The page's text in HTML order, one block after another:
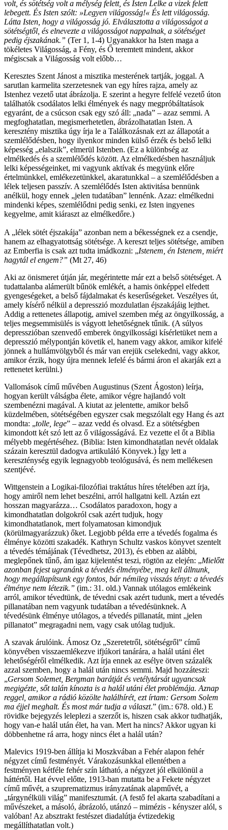
volt, és sötétség volt a mélység felett, és Isten Lelke a vizek felett
lebegett. És Isten szólt: »Legyen világosság!« És lett világosság.
Látta Isten, hogy a világosság jó. Elválasztotta a világosságot a
sötétségtől, és elnevezte a világosságot nappalnak, a sötétséget
pedig éjszakának.” (Ter 1, 1-4) Ugyanakkor ha Isten maga a
tökéletes Világosság, a Fény, és Ő teremtett mindent, akkor
mégiscsak a Világosság volt előbb…
Keresztes Szent Jánost a misztika mesterének tartják, joggal. A
sarutlan karmelita szerzetesnek van egy híres rajza, amely az
Istenhez vezető utat ábrázolja. E szerint a hegyre felfelé vezető úton
találhatók csodálatos lelki élmények és nagy megpróbáltatások
egyaránt, de a csúcson csak egy szó áll: „nada” – azaz semmi. A
megfoghatatlan, megismerhetetlen, ábrázolhatatlan Isten. A
keresztény misztika úgy írja le a Találkozásnak ezt az állapotát a
szemlélődésben, hogy ilyenkor minden külső érzék és belső lelki
képesség „elalszik”, elmerül Istenben. (Ez a különbség az
elmélkedés és a szemlélődés között. Az elmélkedésben használjuk
lelki képességeinket, mi vagyunk aktívak és megyünk előre
értelmünkkel, emlékezetünkkel, akaratunkkal – a szemlélődésben a
lélek teljesen passzív. A szemlélődés Isten aktivitása bennünk
anélkül, hogy ennek „jelen tudatában” lennénk. Azaz: elmélkedni
mindenki képes, szemlélődni pedig senki, ez Isten ingyenes
kegyelme, amit kiáraszt az elmélkedőre.)
A „lélek sötét éjszakája” azonban nem a békességnek ez a csendje,
hanem az elhagyatottság sötétsége. A kereszt teljes sötétsége, amiben
az Emberfia is csak azt tudta imádkozni: „Istenem, én Istenem, miért
hagytál el engem?” (Mt 27, 46)
Aki az önismeret útján jár, megérintette már ezt a belső sötétséget. A
tudattalanba alámerült bűnök emlékét, a hamis önképpel elfedett
gyengeségeket, a belső fájdalmakat és keserűségeket. Veszélyes út,
amely kísérő nélkül a depresszió mozdulatlan éjszakájáig lejthet.
Addig a rettenetes állapotig, amivel szemben még az öngyilkosság, a
teljes megsemmisülés is vágyott lehetőségnek tűnik. (A súlyos
depresszióban szenvedő emberek öngyilkossági kísérletüket nem a
depresszió mélypontján követik el, hanem vagy akkor, amikor kifelé
jönnek a hullámvölgyből és már van erejük cselekedni, vagy akkor,
amikor érzik, hogy újra mennek lefelé és bármi áron el akarják ezt a
rettenetet kerülni.)
Vallomások című művében Augustinus (Szent Ágoston) leírja,
hogyan került válságba élete, amikor végre hajlandó volt
szembenézni magával. A kiutat az jelentette, amikor belső
küzdelmében, sötétségében egyszer csak megszólalt egy Hang és azt
mondta: „tolle, lege” – azaz vedd és olvasd. Ez a sötétségben
kimondott két szó lett az ő világosságává. Ez vezette el őt a Biblia
mélyebb megértéséhez. (Biblia: Isten kimondhatatlan nevét oldalak
százain keresztül dadogva artikuláló Könyvek.) Így lett a
kereszténység egyik legnagyobb teológusává, és nem mellékesen
szentjévé.
Wittgenstein a Logikai-filozófiai traktátus híres tételében azt írja,
hogy amiről nem lehet beszélni, arról hallgatni kell. Aztán ezt
hosszan magyarázza… Csodálatos paradoxon, hogy a
kimondhatatlan dolgokról csak azért tudjuk, hogy
kimondhatatlanok, mert folyamatosan kimondjuk
(körülmagyarázzuk) őket. Legjobb példa erre a tévedés fogalma és
élménye közötti szakadék. Kathryn Schultz vaskos könyvet szentelt
a tévedés témájának (Tévedhetsz, 2013), és ebben az alábbi,
meglepőnek tűnő, ám igaz kijelentést teszi, rögtön az elején: „Mielőtt
azonban fejest ugranánk a tévedés élményébe, meg kell állnunk,
hogy megállapítsunk egy fontos, bár némileg visszás tényt: a tévedés
élménye nem létezik.” (im.: 31. old.) Vannak utólagos emlékeink
arról, amikor tévedtünk, de tévedni csak azért tudunk, mert a tévedés
pillanatában nem vagyunk tudatában a tévedésünknek. A
tévedésünk élménye utólagos, a tévedés pillanatát, mint „jelen
pillanatot” megragadni nem, vagy csak utólag tudjuk.
A szavak árulóink. Ámosz Oz „Szeretetről, sötétségről” című
könyvében visszaemlékezve ifjúkori tanárára, a halál utáni élet
lehetőségéről elmélkedik. Azt írja ennek az esélye ötven százalék
azzal szemben, hogy a halál után nincs semmi. Majd hozzáteszi:
„Gersom Solemet, Bergman barátját és vetélytársát ugyancsak
megigézte, sőt talán kínozta is a halál utáni élet problémája. Aznap
reggel, amikor a rádió közölte halálhírét, ezt írtam: Gersom Solem
ma éjjel meghalt. És most már tudja a választ.” (im.: 678. old.) E
rövidke bejegyzés leleplezi a szerzőt is, hiszen csak akkor tudhatják,
hogy van-e halál után élet, ha van. Mert ha nincs? Akkor ugyan ki
döbbenhetne rá arra, hogy nincs élet a halál után?
Malevics 1919-ben állítja ki Moszkvában a Fehér alapon fehér
négyzet című festményét. Várakozásunkkal ellentétben a
festményen kétféle fehér szín látható, a négyzet jól elkülönül a
háttértől. Hat évvel előtte, 1913-ban mutatta be a Fekete négyzet
című művét, a szuprematizmus irányzatának alapművét, a
„tárgynélküli világ” manifesztumát. (A festő fel akarta szabadítani a
művészeket, a másoló, ábrázoló, utánzó – mimézis - kényszer alól, s
valóban! Az absztrakt festészet diadalútja évtizedekig
megállíthatatlan volt.)